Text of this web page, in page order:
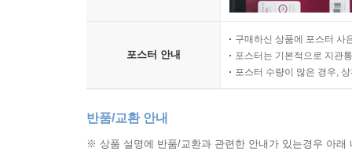
포스터 안내
구매하신 상품에 포스터 사
포스터는 기본적으로 지관
포스터 수량이 많은 경우,
반품/교환 안내
※ 상품 설명에 반품/교환과 관련한 안내가 있는경우 아